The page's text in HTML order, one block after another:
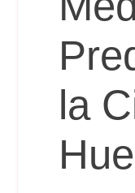
Comunicación
Doble Grado
Boletines
la